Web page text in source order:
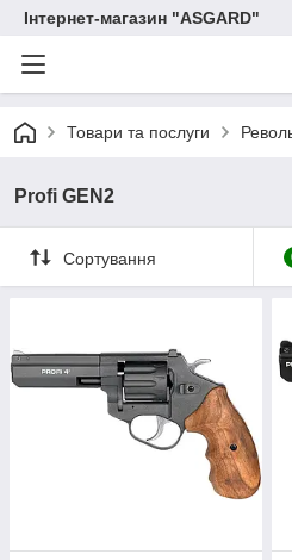
Інтернет-магазин "ASGARD"
Товари та послуги
Profi GEN2
Сортування